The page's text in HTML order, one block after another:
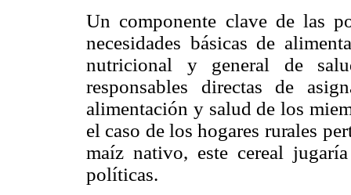
Un componente clave de las
necesidades básicas de
nutricional y general de
responsables directas de
alimentación y salud de los
el caso de los hogares rurales
maíz nativo, este cereal
políticas.